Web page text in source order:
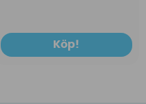
Köp!